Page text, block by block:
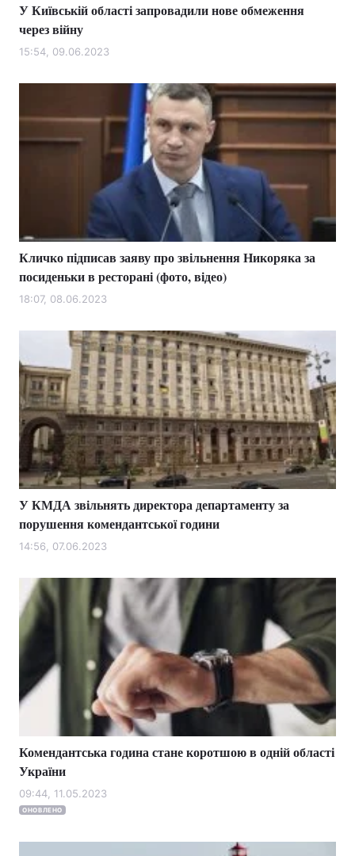
У Київській області запровадили нове обмеження
через війну
15:54, 09.06.2023
Кличко підписав заяву про звільнення Никоряка за
посиденьки в ресторані (фото, відео)
18:07, 08.06.2023
У КМДА звільнять директора департаменту за
порушення комендантської години
14:56, 07.06.2023
Комендантська година стане коротшою в одній області
України
09:44, 11.05.2023
ОНОВЛЕНО